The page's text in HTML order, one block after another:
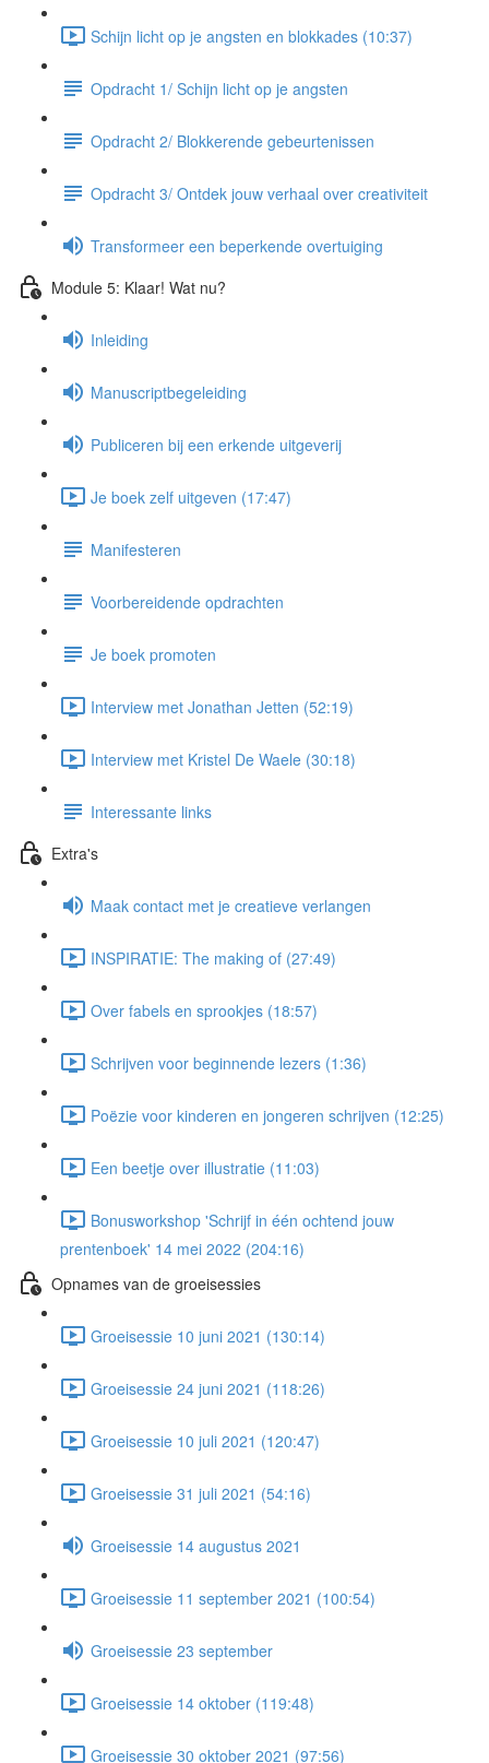
Schijn licht op je angsten en blokkades (10:37)
Opdracht 1/ Schijn licht op je angsten
Opdracht 2/ Blokkerende gebeurtenissen
Opdracht 3/ Ontdek jouw verhaal over creativiteit
Transformeer een beperkende overtuiging
Module 5: Klaar! Wat nu?
Inleiding
Manuscriptbegeleiding
Publiceren bij een erkende uitgeverij
Je boek zelf uitgeven (17:47)
Manifesteren
Voorbereidende opdrachten
Je boek promoten
Interview met Jonathan Jetten (52:19)
Interview met Kristel De Waele (30:18)
Interessante links
Extra's
Maak contact met je creatieve verlangen
INSPIRATIE: The making of (27:49)
Over fabels en sprookjes (18:57)
Schrijven voor beginnende lezers (1:36)
Poëzie voor kinderen en jongeren schrijven (12:25)
Een beetje over illustratie (11:03)
Bonusworkshop 'Schrijf in één ochtend jouw
prentenboek' 14 mei 2022 (204:16)
Opnames van de groeisessies
Groeisessie 10 juni 2021 (130:14)
Groeisessie 24 juni 2021 (118:26)
Groeisessie 10 juli 2021 (120:47)
Groeisessie 31 juli 2021 (54:16)
Groeisessie 14 augustus 2021
Groeisessie 11 september 2021 (100:54)
Groeisessie 23 september
Groeisessie 14 oktober (119:48)
Groeisessie 30 oktober 2021 (97:56)